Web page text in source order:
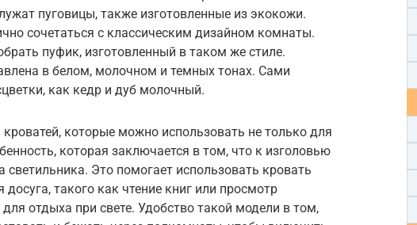
пуговицы, также изготовленные из экокожи.
сочетаться с классическим дизайном комнаты.
пуфик, изготовленный в таком же стиле.
в белом, молочном и темных тонах. Сами
как кедр и дуб молочный.
которые можно использовать не только для
которая заключается в том, что к изголовью
светильника. Это помогает использовать кровать
такого как чтение книг или просмотр
отдыха при свете. Удобство такой модели в том,